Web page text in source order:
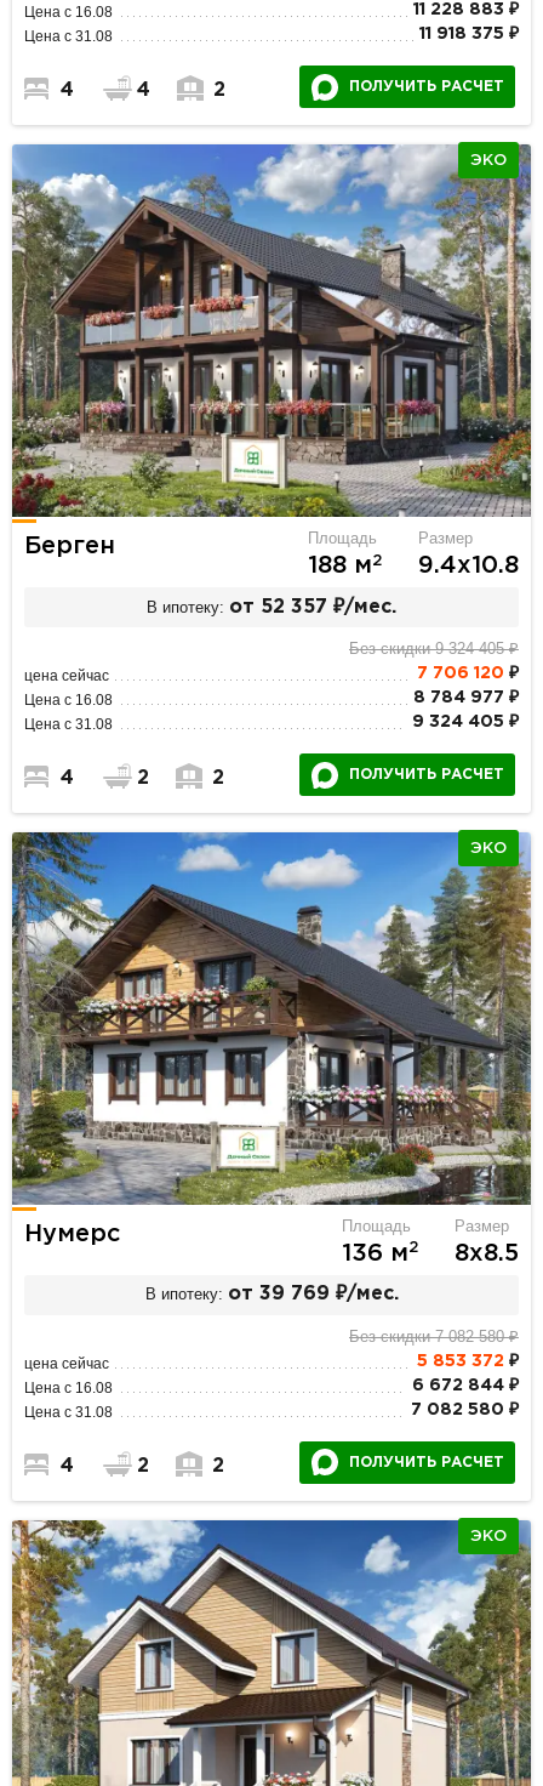
Цена с 16.08 11 228 883 ₽
Цена с 31.08 11 918 375 ₽
4 4 2 ПОЛУЧИТЬ РАСЧЕТ
ЭКО
Берген Площадь
188 м2
Размер
9.4х10.8
В ипотеку: от 52 357 ₽/мес.
Без скидки 9 324 405 ₽
цена сейчас 7 706 120 ₽
Цена с 16.08 8 784 977 ₽
Цена с 31.08 9 324 405 ₽
4 2 2 ПОЛУЧИТЬ РАСЧЕТ
ЭКО
Нумерс Площадь
136 м2
Размер
8х8.5
В ипотеку: от 39 769 ₽/мес.
Без скидки 7 082 580 ₽
цена сейчас 5 853 372 ₽
Цена с 16.08 6 672 844 ₽
Цена с 31.08 7 082 580 ₽
4 2 2 ПОЛУЧИТЬ РАСЧЕТ
ЭКО